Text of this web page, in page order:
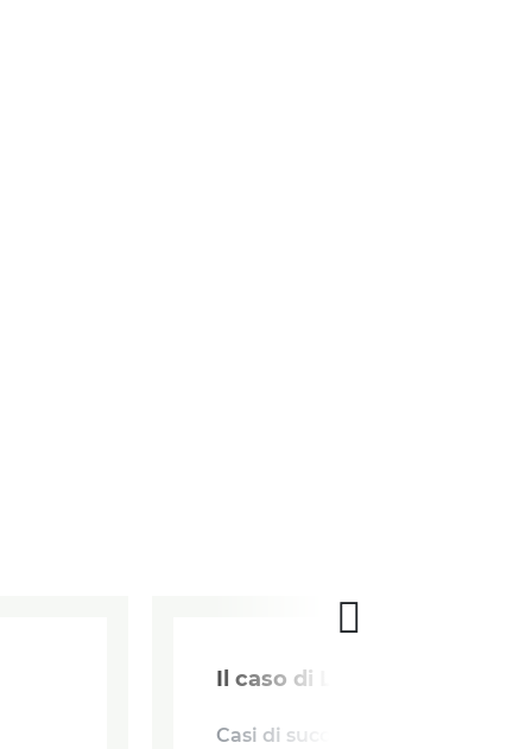
Il caso di Lukin a Mosca
Casi di successo